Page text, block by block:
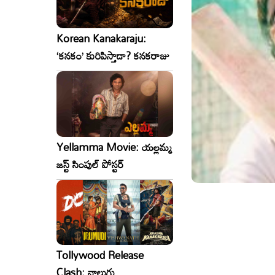
Korean Kanakaraju:
‘కనకం’ కురిపిస్తాడా? కనకరాజు
Yellamma Movie: యల్లమ్మ
జస్ట్ సింపుల్ పోస్టర్
Tollywood Release